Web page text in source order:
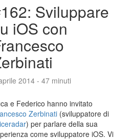
Sviluppare
iOS con
2014 - 47 minuti
e Federico hanno invitato
Zerbinati (sviluppatore di
) per parlare della sua
come sviluppatore iOS. Vi